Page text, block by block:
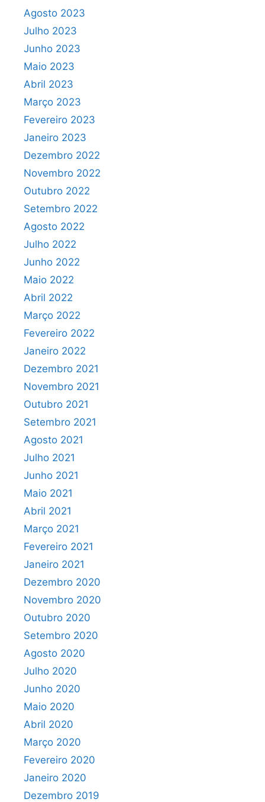
Agosto 2023
Julho 2023
Junho 2023
Maio 2023
Abril 2023
Março 2023
Fevereiro 2023
Janeiro 2023
Dezembro 2022
Novembro 2022
Outubro 2022
Setembro 2022
Agosto 2022
Julho 2022
Junho 2022
Maio 2022
Abril 2022
Março 2022
Fevereiro 2022
Janeiro 2022
Dezembro 2021
Novembro 2021
Outubro 2021
Setembro 2021
Agosto 2021
Julho 2021
Junho 2021
Maio 2021
Abril 2021
Março 2021
Fevereiro 2021
Janeiro 2021
Dezembro 2020
Novembro 2020
Outubro 2020
Setembro 2020
Agosto 2020
Julho 2020
Junho 2020
Maio 2020
Abril 2020
Março 2020
Fevereiro 2020
Janeiro 2020
Dezembro 2019